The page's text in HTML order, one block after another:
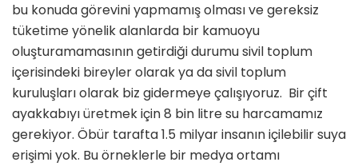
bu konuda görevini yapmamış olması ve gereksiz
tüketime yönelik alanlarda bir kamuoyu
oluşturamamasının getirdiği durumu sivil toplum
içerisindeki bireyler olarak ya da sivil toplum
kuruluşları olarak biz gidermeye çalışıyoruz. Bir çift
ayakkabıyı üretmek için 8 bin litre su harcamamız
gerekiyor. Öbür tarafta 1.5 milyar insanın içilebilir suya
erişimi yok. Bu örneklerle bir medya ortamı